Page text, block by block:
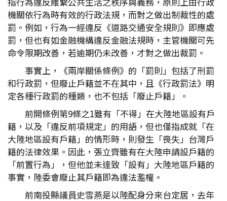
機關依行為時有效的行政法規，而對之做出制裁性的處
罰。例如，行為一經違反《道路交通安全規則》即應處
罰，但也有如金融機構違反金融法規時，主管機關可先
命令限期改善，若逾期仍未改善，才對之做出裁罰。
事實上，《兩岸關係條例》的「罰則」包括了刑罰
和行政罰，但廢止戶籍並不在其中，且《行政罰法》明
定各種行政罰的種類，也不包括「廢止戶籍」。
前開條例第9條之1雖有「不得」在大陸地區設有戶
籍，以及「違反前項規定」的用語，但也僅指成就「在
大陸地區設有戶籍」的情形時，則發生「喪失」台灣戶
籍的法律效果。因此，張立齊雖有在大陸申請設戶籍的
「前置行為」，但他並未達致「設有」大陸地區戶籍的
事實，陸委會廢止其戶籍即為違法濫權。
前南投縣議員史雪燕是以陸配身分來台定居，去年